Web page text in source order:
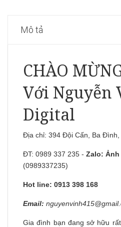
Mô tả
CHÀO
Với Nguyễn
Digital
Địa chỉ: 394 Đội Cấn, Ba Đình,
ĐT: 0989 337 235 - Zalo: Ảnh
(0989337235)
Hot line: 0913 398 168
Email:
Gia đình bạn đang sở hữu